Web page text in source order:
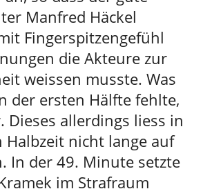
Manfred Häckel
Fingerspitzengefühl
die Akteure zur
weissen musste. Was
der ersten Hälfte fehlte,
Dieses allerdings liess in
Halbzeit nicht lange auf
In der 49. Minute setzte
im Strafraum